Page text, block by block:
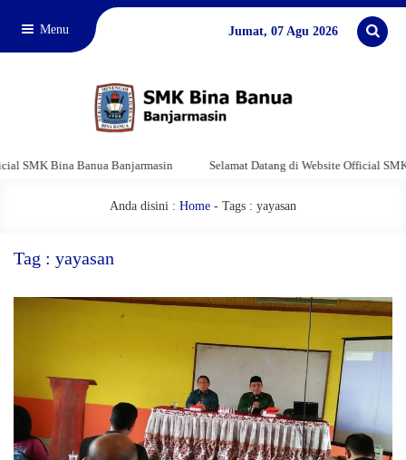
Menu Jumat, 07 Agu 2026
Bina Banua Banjarmasin Selamat Datang di Website Official SMK
Anda disini : Home - Tags : yayasan
Tag : yayasan